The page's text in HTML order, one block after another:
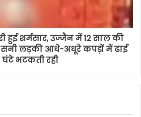
हुई शर्मसार, उज्जैन में 12 साल की
लड़की आधे-अधूरे कपड़ों में ढाई
घंटे भटकती रही